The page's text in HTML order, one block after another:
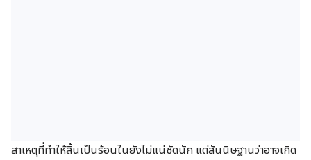
สาเหตุที่ทำให้ลิ้นเป็นร้อนในยังไม่แน่ชัดนัก แต่สันนิษฐานว่าอาจเกิด